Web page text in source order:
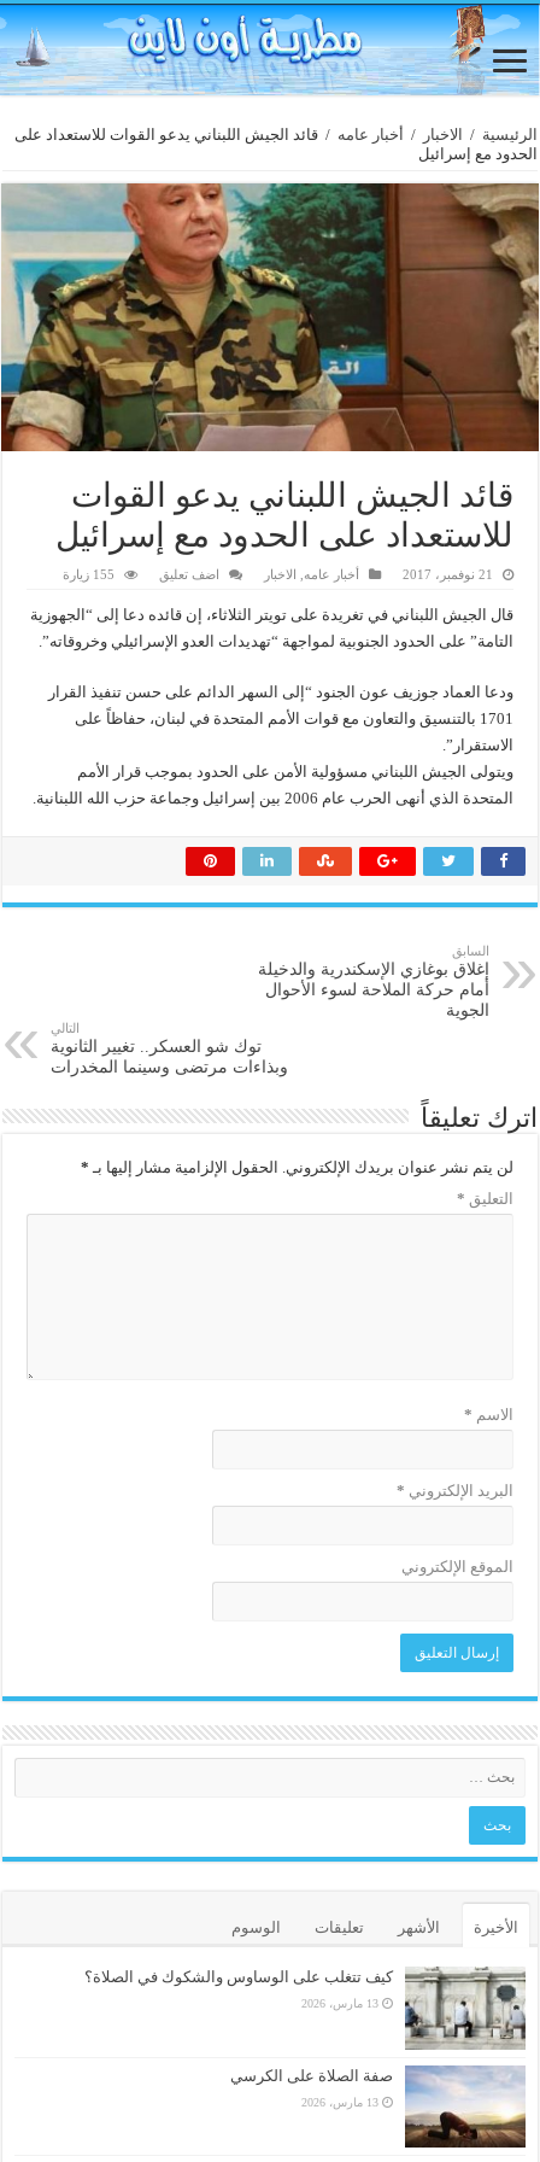
الرئيسية / الاخبار / أخبار عامه / قائد الجيش اللبناني يدعو القوات للاستعداد على
الحدود مع إسرائيل
قائد الجيش اللبناني يدعو القوات
للاستعداد على الحدود مع إسرائيل
21 نوفمبر، 2017 أخبار عامه, الاخبار اضف تعليق 155 زيارة
قال الجيش اللبناني في تغريدة على تويتر الثلاثاء، إن قائده دعا إلى “الجهوزية
التامة” على الحدود الجنوبية لمواجهة “تهديدات العدو الإسرائيلي وخروقاته”.
ودعا العماد جوزيف عون الجنود “إلى السهر الدائم على حسن تنفيذ القرار
1701 بالتنسيق والتعاون مع قوات الأمم المتحدة في لبنان، حفاظاً على
الاستقرار”.
ويتولى الجيش اللبناني مسؤولية الأمن على الحدود بموجب قرار الأمم
المتحدة الذي أنهى الحرب عام 2006 بين إسرائيل وجماعة حزب الله اللبنانية.
السابق
إغلاق بوغازي الإسكندرية والدخيلة
أمام حركة الملاحة لسوء الأحوال
الجوية
التالي
توك شو العسكر.. تغيير الثانوية
وبذاءات مرتضى وسينما المخدرات
اترك تعليقاً
لن يتم نشر عنوان بريدك الإلكتروني. الحقول الإلزامية مشار إليها بـ *
التعليق *
الاسم *
البريد الإلكتروني *
الموقع الإلكتروني
الأخيرة الأشهر تعليقات الوسوم
كيف تتغلب على الوساوس والشكوك في الصلاة؟
13 مارس، 2026
صفة الصلاة على الكرسي
13 مارس، 2026